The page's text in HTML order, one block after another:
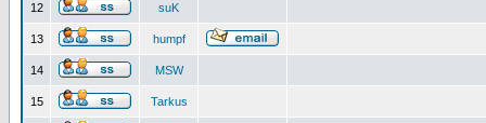
12 suK
13 humpf
14 MSW
15 Tarkus